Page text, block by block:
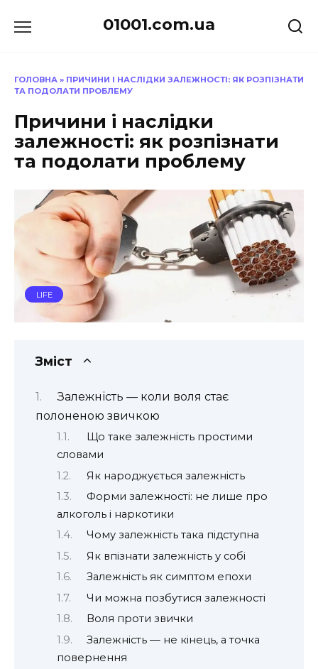
до
01001.com.ua
ГОЛОВНА » ПРИЧИНИ І НАСЛІДКИ ЗАЛЕЖНОСТІ: ЯК РОЗПІЗНАТИ
ТА ПОДОЛАТИ ПРОБЛЕМУ
Причини і наслідки
залежності: як розпізнати
та подолати проблему
LIFE
Зміст
Залежність — коли воля стає
полоненою звичкою
Що таке залежність простими
словами
Як народжується залежність
Форми залежності: не лише про
алкоголь і наркотики
Чому залежність така підступна
Як впізнати залежність у собі
Залежність як симптом епохи
Чи можна позбутися залежності
Воля проти звички
Залежність — не кінець, а точка
повернення